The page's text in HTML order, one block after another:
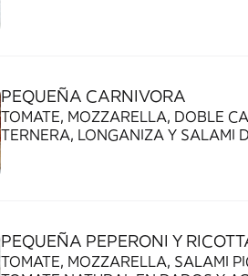
PEQUEÑA CARNIVORA
TOMATE, MOZZARELLA, DOBLE
TERNERA, LONGANIZA Y SALAMI
PEQUEÑA PEPERONI Y
TOMATE, MOZZARELLA, SALAMI